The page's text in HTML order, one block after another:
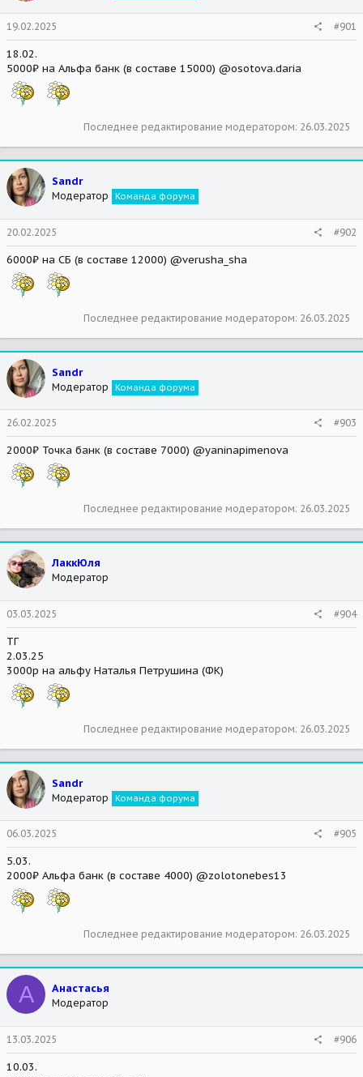
19.02.2025 #901
18.02.
5000₽ на Альфа банк (в составе 15000) @osotova.daria
Последнее редактирование модератором: 26.03.2025
Sandr
Модератор Команда форума
20.02.2025 #902
6000₽ на СБ (в составе 12000) @verusha_sha
Последнее редактирование модератором: 26.03.2025
Sandr
Модератор Команда форума
26.02.2025 #903
2000₽ Точка банк (в составе 7000) @yaninapimenova
Последнее редактирование модератором: 26.03.2025
ЛаккЮля
Модератор
03.03.2025 #904
ТГ
2.03.25
3000р на альфу Наталья Петрушина (ФК)
Последнее редактирование модератором: 26.03.2025
Sandr
Модератор Команда форума
06.03.2025 #905
5.03.
2000₽ Альфа банк (в составе 4000) @zolotonebes13
Последнее редактирование модератором: 26.03.2025
А Анастасья
Модератор
13.03.2025 #906
10.03.